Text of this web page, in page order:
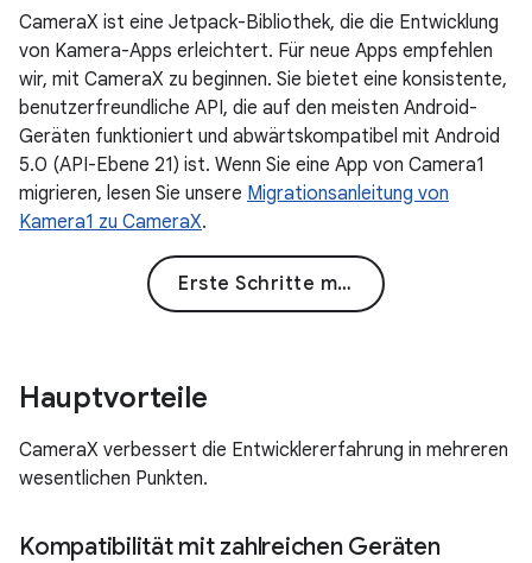
CameraX ist eine Jetpack-Bibliothek, die die Entwicklung
von Kamera-Apps erleichtert. Für neue Apps empfehlen
wir, mit CameraX zu beginnen. Sie bietet eine konsistente,
benutzerfreundliche API, die auf den meisten Android-
Geräten funktioniert und abwärtskompatibel mit Android
5.0 (API-Ebene 21) ist. Wenn Sie eine App von Camera1
migrieren, lesen Sie unsere Migrationsanleitung von
Kamera1 zu CameraX.
Erste Schritte mit CameraX
Hauptvorteile
CameraX verbessert die Entwicklererfahrung in mehreren
wesentlichen Punkten.
Kompatibilität mit zahlreichen Geräten